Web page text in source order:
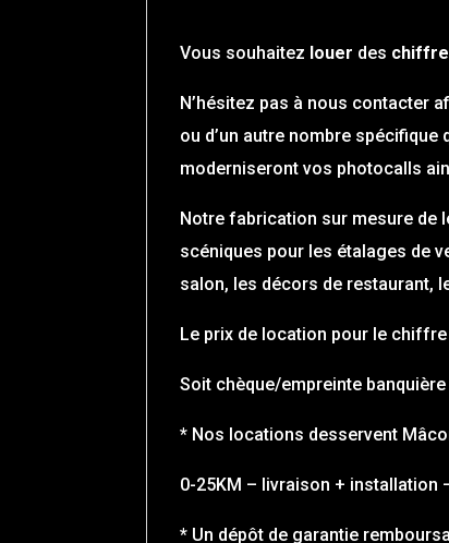
Vous souhaitez louer des
N’hésitez pas à nous contacter
ou d’un autre nombre
moderniseront vos photocalls
Notre fabrication sur mesure de
scéniques pour les étalages de
salon, les décors de restaurant,
Le prix de location pour le
Soit chèque/empreinte banquière
* Nos locations desservent
0-25KM – livraison + installation
* Un dépôt de garantie